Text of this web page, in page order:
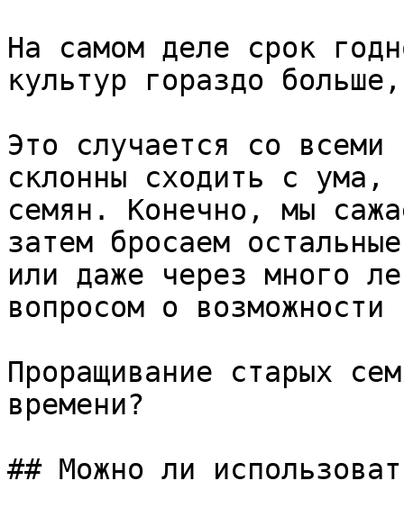
На самом деле срок
культур гораздо
Это случается со всеми
склонны сходить с ума,
семян. Конечно, мы
затем бросаем
или даже через много
вопросом о
Проращивание старых
времени?
## Можно ли